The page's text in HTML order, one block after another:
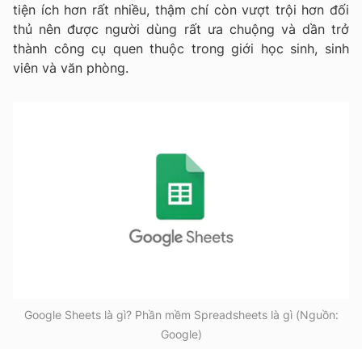
tiện ích hơn rất nhiều, thậm chí còn vượt trội hơn đối
thủ nên được người dùng rất ưa chuộng và dần trở
thành công cụ quen thuộc trong giới học sinh, sinh
viên và văn phòng.
Google Sheets là gì? Phần mềm Spreadsheets là gì (Nguồn:
Google)